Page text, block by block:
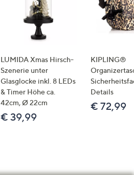
LUMIDA Xmas Hirsch-
Szenerie unter
Glasglocke inkl. 8 LEDs
& Timer Höhe ca.
42cm, Ø 22cm
€ 39,99
KIPLING®
Details
€ 72,99